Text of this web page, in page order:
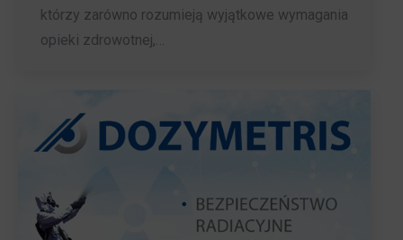
którzy zarówno rozumieją wyjątkowe wymagania
opieki zdrowotnej,…